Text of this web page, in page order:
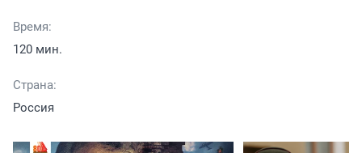
Время:
120 мин.
Страна:
Россия